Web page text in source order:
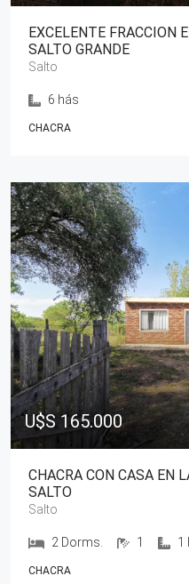
EXCELENTE FRACCION
SALTO GRANDE
Salto
6 hás
CHACRA
U$S 165.000
CHACRA CON CASA EN
SALTO
Salto
2 Dorms. 1 1
CHACRA